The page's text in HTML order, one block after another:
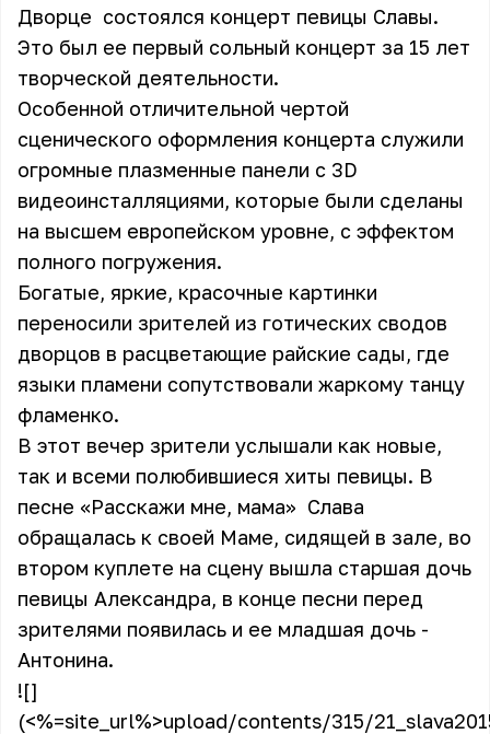
Дворце состоялся концерт певицы Славы.
Это был ее первый сольный концерт за 15 лет
творческой деятельности.
Особенной отличительной чертой
сценического оформления концерта служили
огромные плазменные панели с 3D
видеоинсталляциями, которые были сделаны
на высшем европейском уровне, с эффектом
полного погружения.
Богатые, яркие, красочные картинки
переносили зрителей из готических сводов
дворцов в расцветающие райские сады, где
языки пламени сопутствовали жаркому танцу
фламенко.
В этот вечер зрители услышали как новые,
так и всеми полюбившиеся хиты певицы. В
песне «Расскажи мне, мама» Слава
обращалась к своей Маме, сидящей в зале, во
втором куплете на сцену вышла старшая дочь
певицы Александра, в конце песни перед
зрителями появилась и ее младшая дочь -
Антонина.
![]
(<%=site_url%>upload/contents/315/